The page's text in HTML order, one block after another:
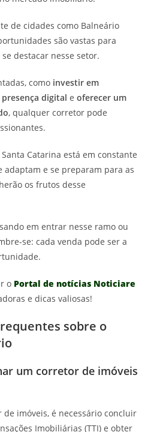
de cidades como Balneário
são vastas para
destacar nesse setor.
como investir em
digital e oferecer um
, qualquer corretor pode
Catarina está em constante
adaptam e se preparam para as
os frutos desse
em entrar nesse ramo ou
se: cada venda pode ser a
o Portal de notícias Noticiare
e dicas valiosas!
sobre o
um corretor de imóveis
imóveis, é necessário concluir
Imobiliárias (TTI) e obter